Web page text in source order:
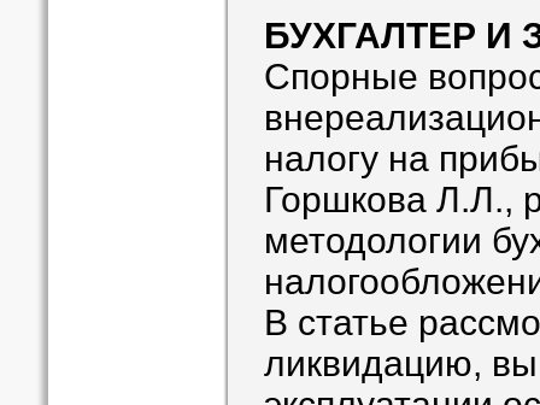
БУХГАЛТЕР И
Спорные
налогу на
Горшкова Л.Л.,
методологии
В статье
ликвидацию,